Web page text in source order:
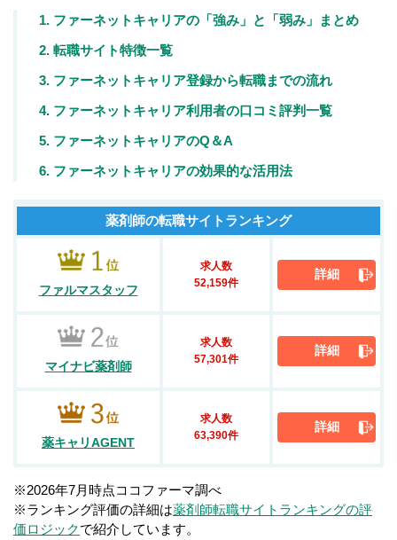
1. ファーネットキャリアの「強み」と「弱み」まとめ
2. 転職サイト特徴一覧
3. ファーネットキャリア登録から転職までの流れ
4. ファーネットキャリア利用者の口コミ評判一覧
5. ファーネットキャリアのQ＆A
6. ファーネットキャリアの効果的な活用法
薬剤師の転職サイトランキング
ファルマスタッフ
求人数
52,159件
詳細
マイナビ薬剤師
求人数
57,301件
詳細
薬キャリAGENT
求人数
63,390件
詳細
※2026年7月時点ココファーマ調べ
※ランキング評価の詳細は薬剤師転職サイトランキングの評
価ロジックで紹介しています。